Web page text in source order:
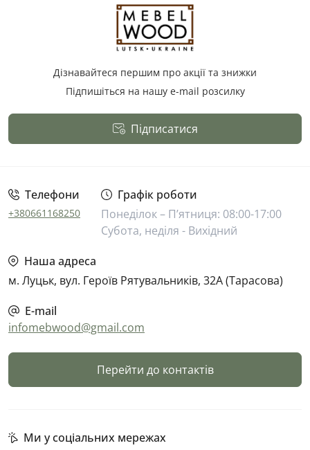
Дізнавайтеся першим про акції та знижки
Підпишіться на нашу e-mail розсилку
Підписатися
Публічна оферта
Телефони
+380661168250
Графік роботи
Понеділок – П’ятниця: 08:00-17:00
Субота, неділя - Вихідний
Наша адреса
м. Луцьк, вул. Героїв Рятувальників, 32А (Тарасова)
E-mail
infomebwood@gmail.com
Перейти до контактів
Ми у соціальних мережах